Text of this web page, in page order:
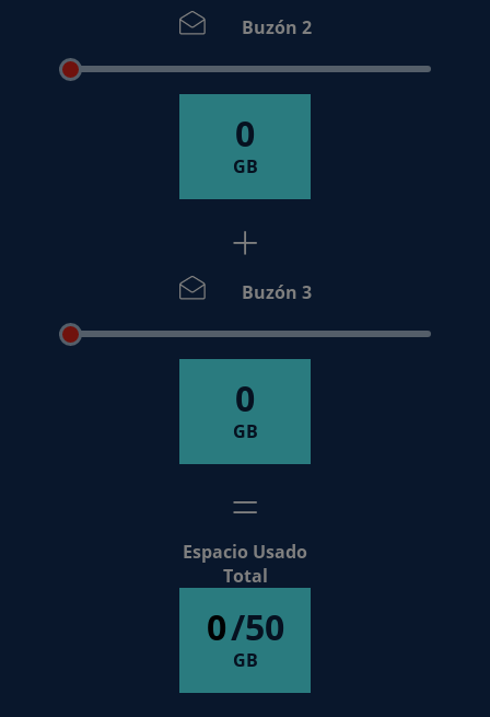
Buzón 2
0
GB
Buzón 3
0
GB
Espacio Usado
Total
0/50
GB